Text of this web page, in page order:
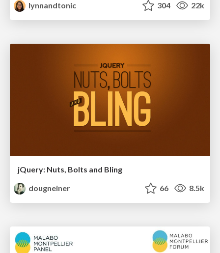
lynnandtonic
304 22k
jQuery: Nuts, Bolts and Bling
dougneiner
66 8.5k